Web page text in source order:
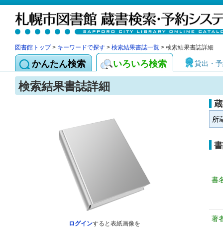
図書館トップ> キーワードで探す > 検索結果書誌一覧 > 検索結果書誌詳細
かんたん検索 いろいろ検索 貸出・
検索結果書誌詳細
ログインすると表紙画像を
所
書
著